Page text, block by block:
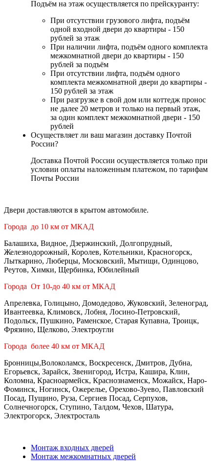
Подъём на этаж осуществляется по прейскуранту:
При отсутствии грузового лифта, подъём
одной входной двери до квартиры - 150
рублей за этаж
При наличии лифта, подъём одного комплекта
межкомнатной двери до квартиры - 150
рублей за подъём
При отсутствии лифта, подъём одного
комплекта межкомнатной двери до квартиры -
150 рублей за этаж
При разгрузке в свой дом или коттедж пронос
не далее 20 метров и только на первый этаж,
за один комплект межкомнатной двери - 150
рублей
Осуществляет ли ваш магазин доставку Почтой
России?
Доставка Почтой России осуществляется только при
условии оплаты наложенным платежом, по тарифам
Почты России
Двери доставляются в крытом автомобиле.
Города до 10 км от МКАД
Балашиха, Видное, Дзержинский, Долгопрудный,
Железнодорожный, Королев, Котельники, Красногорск,
Лыткарино, Люберцы, Московский, Мытищи, Одинцово,
Реутов, Химки, Щербинка, Юбилейный
Города От 10-до 40 км от МКАД
Апрелевка, Голицыно, Домодедово, Жуковский, Зеленоград,
Ивантеевка, Климовск, Лобня, Лосино-Петровский,
Подольск, Пушкино, Раменское, Старая Купавна, Троицк,
Фрязино, Щелково, Электроугли
Города более 40 км от МКАД
Бронницы,Волоколамск, Воскресенск, Дмитров, Дубна,
Егорьевск, Зарайск, Звенигород, Истра, Кашира, Клин,
Коломна, Красноармейск, Краснознаменск, Можайск, Наро-
Фоминск, Ногинск, Ожерелье, Орехово-Зуево, Павловский
Посад, Пущино, Руза, Сергиев Посад, Серпухов,
Солнечногорск, Ступино, Талдом, Чехов, Шатура,
Электрогорск, Электросталь
Монтаж входных дверей
Монтаж межкомнатных дверей